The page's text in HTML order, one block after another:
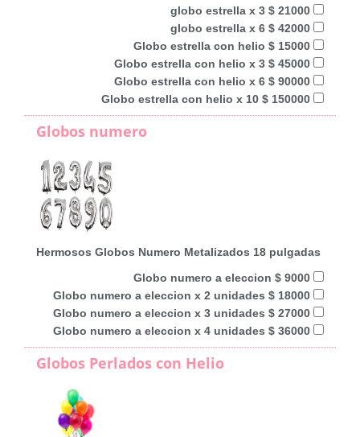
globo estrella x 3 $ 21000
globo estrella x 6 $ 42000
Globo estrella con helio $ 15000
Globo estrella con helio x 3 $ 45000
Globo estrella con helio x 6 $ 90000
Globo estrella con helio x 10 $ 150000
Globos numero
Hermosos Globos Numero Metalizados 18 pulgadas
Globo numero a eleccion $ 9000
Globo numero a eleccion x 2 unidades $ 18000
Globo numero a eleccion x 3 unidades $ 27000
Globo numero a eleccion x 4 unidades $ 36000
Globos Perlados con Helio